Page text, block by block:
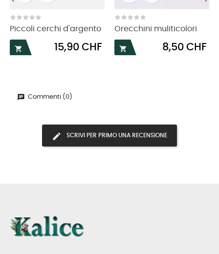
Piccoli cerchi d'argento

Prezzo
15,90 CHF
Orecchini muliticolori

Prezzo
8,50 CHF
‹
Commenti (0)
SCRIVI PER PRIMO UNA RECENSIONE